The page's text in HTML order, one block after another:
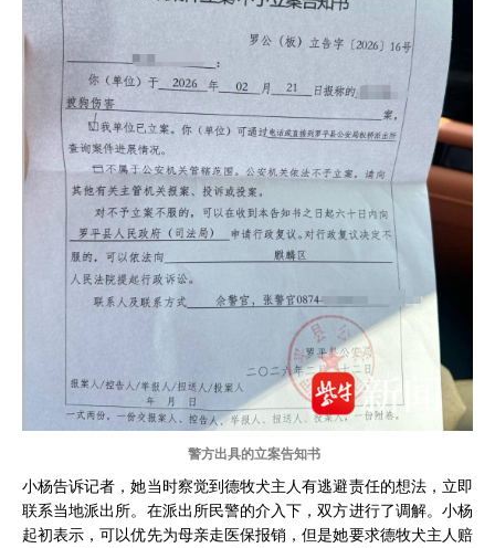
警方出具的立案告知书
小杨告诉记者，她当时察觉到德牧犬主人有逃避责任的想法，立即
联系当地派出所。在派出所民警的介入下，双方进行了调解。小杨
起初表示，可以优先为母亲走医保报销，但是她要求德牧犬主人赔